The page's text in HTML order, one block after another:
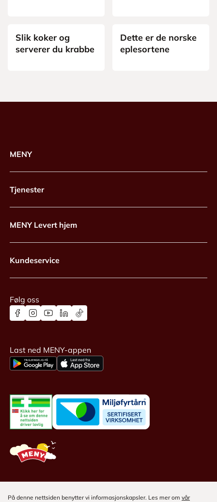
Slik koker og
serverer du krabbe
Dette er de norske
eplesortene
MENY
Tjenester
MENY Levert hjem
Kundeservice
Følg oss
Last ned MENY-appen
På denne nettsiden benytter vi informasjonskapsler. Les mer om vår